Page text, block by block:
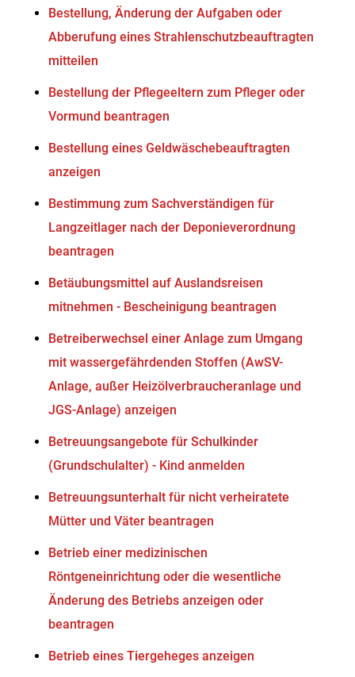
Bestellung, Änderung der Aufgaben oder
Abberufung eines Strahlenschutzbeauftragten
mitteilen
Bestellung der Pflegeeltern zum Pfleger oder
Vormund beantragen
Bestellung eines Geldwäschebeauftragten
anzeigen
Bestimmung zum Sachverständigen für
Langzeitlager nach der Deponieverordnung
beantragen
Betäubungsmittel auf Auslandsreisen
mitnehmen - Bescheinigung beantragen
Betreiberwechsel einer Anlage zum Umgang
mit wassergefährdenden Stoffen (AwSV-
Anlage, außer Heizölverbraucheranlage und
JGS-Anlage) anzeigen
Betreuungsangebote für Schulkinder
(Grundschulalter) - Kind anmelden
Betreuungsunterhalt für nicht verheiratete
Mütter und Väter beantragen
Betrieb einer medizinischen
Röntgeneinrichtung oder die wesentliche
Änderung des Betriebs anzeigen oder
beantragen
Betrieb eines Tiergeheges anzeigen